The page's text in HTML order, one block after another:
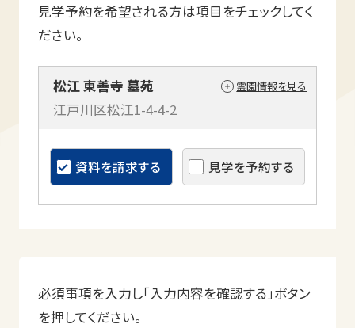
見学予約を希望される方は項目をチェックしてく
ださい。
松江 東善寺 墓苑
江戸川区松江1-4-4-2
霊園情報を見る
資料を請求する 見学を予約する
必須事項を入力し「入力内容を確認する」ボタン
を押してください。